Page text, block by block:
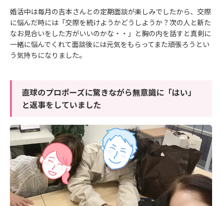
婚活中は毎月の吉本さんとの定期面談が楽しみでしたから、交際
に悩んだ時には「交際を続けようかどうしようか？次の人と新た
なお見合いをした方がいいのかな・・」と胸の内を話すと真剣に
一緒に悩んでくれて面談後には元気をもらってまた頑張ろうとい
う気持ちになりました。
直球のプロポーズに驚きながら無意識に「はい」
と返事をしていました